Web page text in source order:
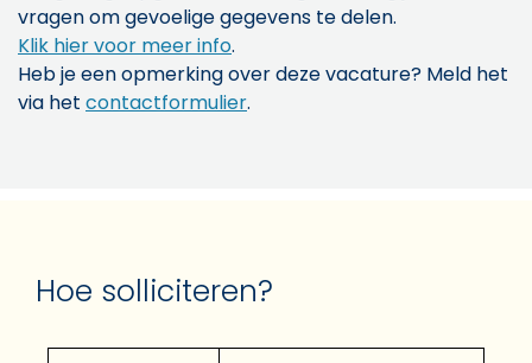
vragen om gevoelige gegevens te delen.
Klik hier voor meer info.
Heb je een opmerking over deze vacature? Meld het
via het contactformulier.
Hoe solliciteren?